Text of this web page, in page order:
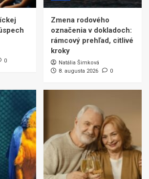
0
Zmena rodového
označenia v dokladoch:
rámcový prehľad, citlivé
kroky
Natália Šimková
8. augusta 2026
0